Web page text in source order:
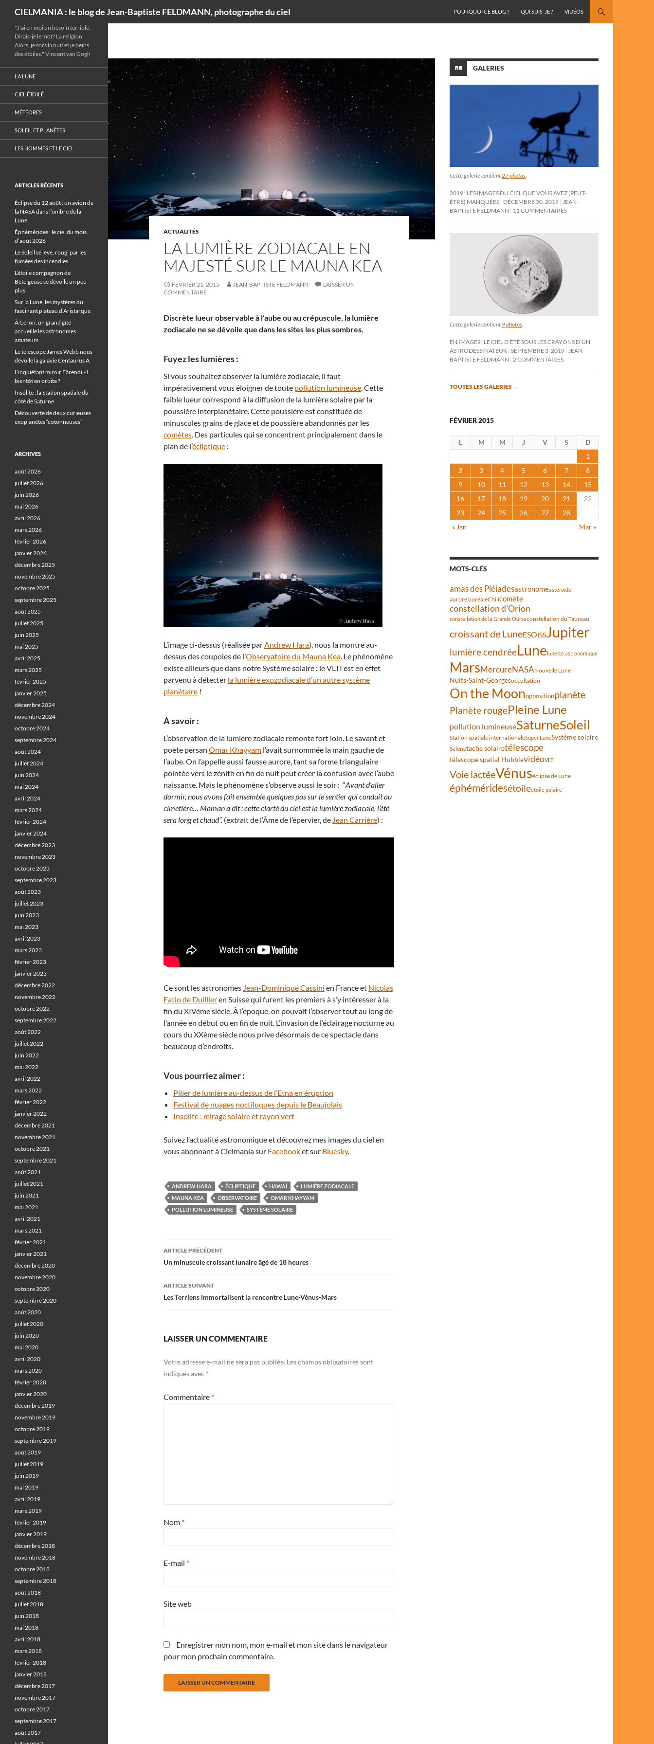
CIELMANIA : le blog de Jean-Baptiste FELDMANN, photographe du ciel
POURQUOI CE BLOG ?
QUI SUIS-JE ? VIDÉOS
ACTUALITÉS
LA LUMIÈRE ZODIACALE EN
MAJESTÉ SUR LE MAUNA KEA
FÉVRIER 21, 2015 JEAN-BAPTISTE FELDMANN
LAISSER UN
COMMENTAIRE
Discrète lueur observable à l’aube ou au crépuscule, la lumière
zodiacale ne se dévoile que dans les sites les plus sombres.
Fuyez les lumières :
Si vous souhaitez observer la lumière zodiacale, il faut
impérativement vous éloigner de toute pollution lumineuse. Cette
faible lueur correspond à la diffusion de la lumière solaire par la
poussière interplanétaire. Cette poussière est constituée de
minuscules grains de glace et de poussière abandonnés par les
comètes. Des particules qui se concentrent principalement dans le
plan de l’écliptique :
L’image ci-dessus (réalisée parAndrew Hara), nous la montre au-
dessus des coupoles de l’Observatoire du Mauna Kea. Le phénomène
existe ailleurs que dans notre Système solaire : le VLTI est en effet
parvenu à détecter la lumière exozodiacale d’un autre système
planétaire !
À savoir :
L’observation de la lumière zodiacale remonte fort loin. Le savant et
poète persan Omar Khayyam l’avait surnommée la main gauche de
l’aube.On l’appelle aussi fausse aurore, tant sa forme triangulaire
pointée vers le zénith en fin de nuit peut créer la confusion avec l’aube
naissante. Mais le phénomène s’observe aussi le soir : “Avant d’aller
dormir, nous avons fait ensemble quelques pas sur le sentier qui conduit au
cimetière… Maman a dit : cette clarté du ciel est la lumière zodiacale, l’été
sera long et chaud”. (extrait de l’Âme de l’épervier, de Jean Carrière) :
Ce sont les astronomes Jean-Dominique Cassini en France et Nicolas
Fatio de Duillieren Suisse qui furent les premiers à s’y intéresser à la
fin du XIVème siècle. À l’époque, on pouvait l’observer tout au long de
l’année en début ou en fin de nuit. L’invasion de l’éclairage nocturne au
cours du XXème siècle nous prive désormais de ce spectacle dans
beaucoup d’endroits.
Vous pourriez aimer :
Pilier de lumière au-dessus de l’Etna en éruption
Festival de nuages noctiluques depuis le Beaujolais
Insolite : mirage solaire et rayon vert
Suivez l’actualité astronomique et découvrez mes images du ciel en
vous abonnant à Cielmania sur Facebooket sur Bluesky.
ANDREW HARA ÉCLIPTIQUE HAWAÏ
LUMIÈRE ZODIACALE
MAUNA KEA
OBSERVATOIRE
OMAR KHAYYAM
POLLUTION LUMINEUSE
SYSTÈME SOLAIRE
Navigation
des
articles
ARTICLE PRÉCÉDENT
Un minuscule croissant lunaire âgé de 18 heures
ARTICLE SUIVANT
Les Terriens immortalisent la rencontre Lune-Vénus-Mars
LAISSER UN COMMENTAIRE
Votre adresse e-mail ne sera pas publiée. Les champs obligatoires sont
indiqués avec *
Commentaire *
Nom *
E-mail *
Site web
Enregistrer mon nom, mon e-mail et mon site dans le navigateur
pour mon prochain commentaire.
GALERIES
Cette galerie contient27 photos.
2019 : LES IMAGES DU CIEL QUE VOUS AVEZ (PEUT-
ÊTRE) MANQUÉES DÉCEMBRE 30, 2019 JEAN-
BAPTISTE FELDMANN
11 COMMENTAIRES
Cette galerie contient 9 photos
EN IMAGES : LE CIEL D’ÉTÉ SOUS LES CRAYONS D’UN
ASTRODESSINATEUR SEPTEMBRE 3, 2019
JEAN-
BAPTISTE FELDMANN
2 COMMENTAIRES
TOUTES LES GALERIES →
FÉVRIER 2015
L M M J V S
D
1
2
3 4 5 6 7
8
9
10 11 12 13 14
15
16
17 18 19 20 21
22
23
24 25 26 27
28
« Jan
Mar »
MOTS-CLÉS
amas des Pléiadesastronomeastéroïde
aurore boréaleChilicomète
constellation d'Orion
constellation de la Grande Ourseconstellation du Taureau
croissant de LuneESOISSJupiter
lumière cendréeLunelunette astronomique
MarsMercureNASANouvelle Lune
Nuits-Saint-Georgesoccultation
On the Moonoppositionplanète
Planète rougePleine Lune
pollution lumineuseSaturneSoleil
Station spatiale internationaleSuper LuneSystème solaire
Sélénétache solairetélescope
télescope spatial HubblevidéoVLT
Voie lactéeVénuséclipse de Lune
éphéméridesétoileétoile polaire
"J'ai en moi un besoin terrible.
Dirais-je le mot? La religion.
Alors, je sors la nuit et je peins
des étoiles." Vincent van Gogh
LA LUNE
CIEL ÉTOILÉ
MÉTÉORES
SOLEIL ET PLANÈTES
LES HOMMES ET LE CIEL
ARTICLES RÉCENTS
Éclipse du 12 août : un avion de
la NASA dans l’ombre de la
Lune
Éphémérides : le ciel du mois
d’août 2026
Le Soleil se lève, rougi par les
fumées des incendies
L’étoile compagnon de
Bételgeuse se dévoile un peu
plus
Sur la Lune, les mystères du
fascinant plateau d’Aristarque
À Céron, un grand gîte
accueille les astronomes
amateurs
Le télescope James Webb nous
dévoile la galaxie Centaurus A
L’inquiétant miroir Eärendil-1
bientôt en orbite ?
Insolite : la Station spatiale du
côté de Saturne
Découverte de deux curieuses
exoplanètes “cotonneuses”
ARCHIVES
août 2026
juillet 2026
juin 2026
mai 2026
avril 2026
mars 2026
février 2026
janvier 2026
décembre 2025
novembre 2025
octobre 2025
septembre 2025
août 2025
juillet 2025
juin 2025
mai 2025
avril 2025
mars 2025
février 2025
janvier 2025
décembre 2024
novembre 2024
octobre 2024
septembre 2024
août 2024
juillet 2024
juin 2024
mai 2024
avril 2024
mars 2024
février 2024
janvier 2024
décembre 2023
novembre 2023
octobre 2023
septembre 2023
août 2023
juillet 2023
juin 2023
mai 2023
avril 2023
mars 2023
février 2023
janvier 2023
décembre 2022
novembre 2022
octobre 2022
septembre 2022
août 2022
juillet 2022
juin 2022
mai 2022
avril 2022
mars 2022
février 2022
janvier 2022
décembre 2021
novembre 2021
octobre 2021
septembre 2021
août 2021
juillet 2021
juin 2021
mai 2021
avril 2021
mars 2021
février 2021
janvier 2021
décembre 2020
novembre 2020
octobre 2020
septembre 2020
août 2020
juillet 2020
juin 2020
mai 2020
avril 2020
mars 2020
février 2020
janvier 2020
décembre 2019
novembre 2019
octobre 2019
septembre 2019
août 2019
juillet 2019
juin 2019
mai 2019
avril 2019
mars 2019
février 2019
janvier 2019
décembre 2018
novembre 2018
octobre 2018
septembre 2018
août 2018
juillet 2018
juin 2018
mai 2018
avril 2018
mars 2018
février 2018
janvier 2018
décembre 2017
novembre 2017
octobre 2017
septembre 2017
août 2017